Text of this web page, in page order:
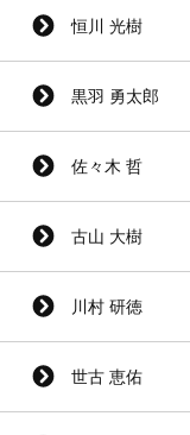
恒川 光樹
黒羽 勇太郎
佐々木 哲
古山 大樹
川村 研徳
世古 恵佑